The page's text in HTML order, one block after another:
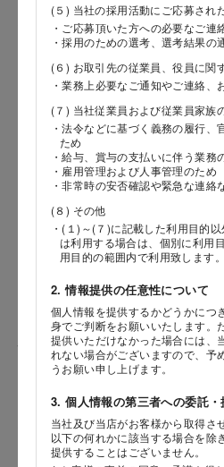
(５) 当社の採用活動にご応募され
・ご応募頂いた方への必要なご連
・採用のための選考、選考結果の
(６) お取引先の従業員、役員に関
・業務上必要なご通知やご連絡、
(７) 当社従業員および従業員家族
・法令などに基づく義務の履行、
ため
・給与、賞与の支払いに伴う業務
・雇用管理および人事管理のため
・非常時の安否確認や緊急な連絡
(８) その他
・(１)～(７)に記載した利用目的
は利用する場合は、個別に利用
用目的の範囲内で利用致します。
2. 情報提供の任意性について
個人情報を提供するかどうかにつ
身でご判断をお願いいたします。
提供いただけなかった場合には、
れない場合がございますので、予
うお願い申し上げます。
3. 個人情報の第三者への委託・
当社及び当店がお客様から取得さ
以下の何れかに該当する場合を除
提供することはございません。
都道府県
市区郡
番地以降
生年月日
年
海